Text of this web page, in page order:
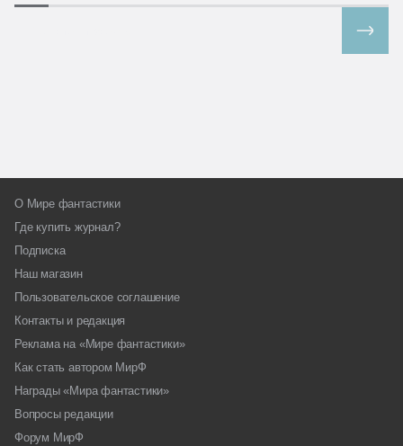
О Мире фантастики
Где купить журнал?
Подписка
Наш магазин
Пользовательское соглашение
Контакты и редакция
Реклама на «Мире фантастики»
Как стать автором МирФ
Награды «Мира фантастики»
Вопросы редакции
Форум МирФ